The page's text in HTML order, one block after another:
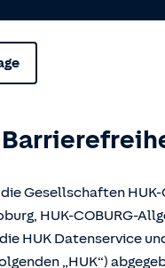
Gesellschaften
HUK-COBURG-
HUK Datenservice
„HUK“)